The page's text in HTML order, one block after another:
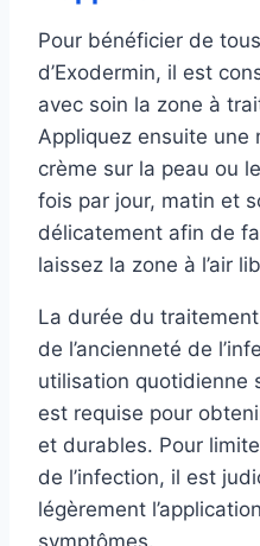
Pour bénéficier de
d’Exodermin, il est
avec soin la zone à
Appliquez ensuite une
crème sur la peau ou
fois par jour, matin et
délicatement afin de
laissez la zone à l’air
La durée du
de l’ancienneté de
utilisation quotidienne
est requise pour
et durables. Pour
de l’infection, il est
légèrement